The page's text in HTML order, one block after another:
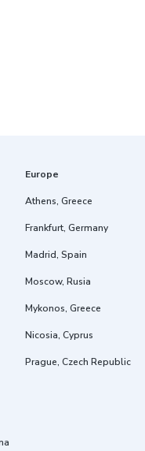
Europe
Athens, Greece
Frankfurt, Germany
Madrid, Spain
Moscow, Rusia
Mykonos, Greece
Nicosia, Cyprus
Prague, Czech Republic